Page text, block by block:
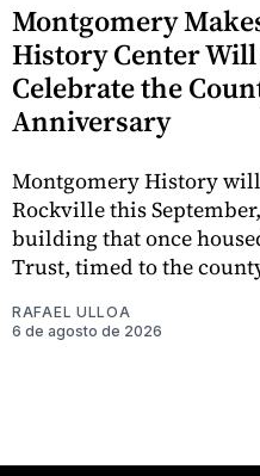
Montgomery
History Center
Celebrate the
Anniversary
Montgomery History
Rockville this
building that once
Trust, timed to the
RAFAEL ULLOA
6 de agosto de 2026